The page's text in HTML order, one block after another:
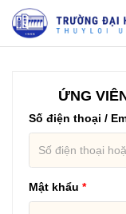
ỨNG
Số điện thoại /
Mật khẩu